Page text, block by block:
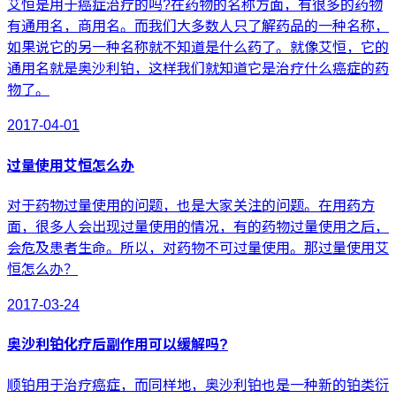
有通用名，商用名。而我们大多数人只了解药品的一种名称，
如果说它的另一种名称就不知道是什么药了。就像艾恒，它的
通用名就是奥沙利铂，这样我们就知道它是治疗什么癌症的药
物了。
2017-04-01
过量使用艾恒怎么办
对于药物过量使用的问题，也是大家关注的问题。在用药方
面，很多人会出现过量使用的情况，有的药物过量使用之后，
会危及患者生命。所以，对药物不可过量使用。那过量使用艾
恒怎么办？
2017-03-24
奥沙利铂化疗后副作用可以缓解吗?
顺铂用于治疗癌症，而同样地，奥沙利铂也是一种新的铂类衍